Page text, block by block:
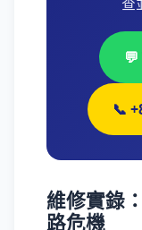
📞
維修實錄
路危機